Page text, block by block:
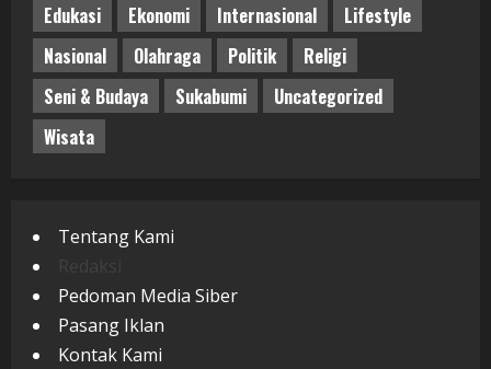
Edukasi Ekonomi Internasional
Lifestyle
Nasional
Olahraga Politik
Religi
Seni & Budaya
Sukabumi
Uncategorized
Wisata
Tentang Kami
Pedoman Media Siber
Pasang Iklan
Kontak Kami